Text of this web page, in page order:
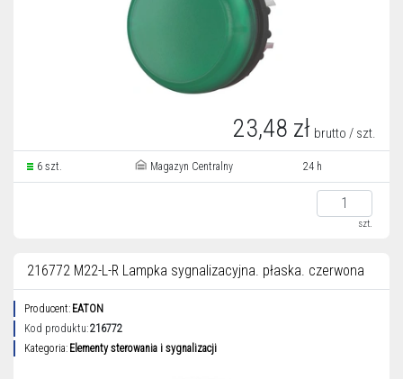
23,48 zł brutto / szt.
6 szt. Magazyn Centralny 24 h
szt.
216772 M22-L-R Lampka sygnalizacyjna. płaska. czerwona
Producent: EATON
Kod produktu:216772
Kategoria: Elementy sterowania i sygnalizacji